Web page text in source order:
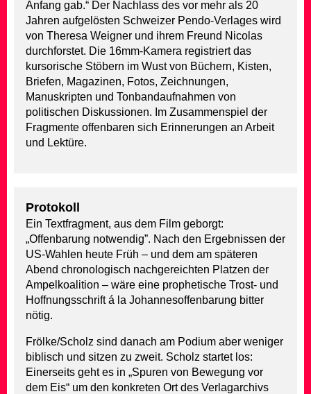
Anfang gab.“ Der Nachlass des vor mehr als 20
Jahren aufgelösten Schweizer Pendo-Verlages wird
von Theresa Weigner und ihrem Freund Nicolas
durchforstet. Die 16mm-Kamera registriert das
kursorische Stöbern im Wust von Büchern, Kisten,
Briefen, Magazinen, Fotos, Zeichnungen,
Manuskripten und Tonbandaufnahmen von
politischen Diskussionen. Im Zusammenspiel der
Fragmente offenbaren sich Erinnerungen an Arbeit
und Lektüre.
Protokoll
Ein Textfragment, aus dem Film geborgt:
„Offenbarung notwendig”. Nach den Ergebnissen der
US-Wahlen heute Früh – und dem am späteren
Abend chronologisch nachgereichten Platzen der
Ampelkoalition ­– wäre eine prophetische Trost- und
Hoffnungsschrift á la Johannesoffenbarung bitter
nötig.
Frölke/Scholz sind danach am Podium aber weniger
biblisch und sitzen zu zweit. Scholz startet los:
Einerseits geht es in „Spuren von Bewegung vor
dem Eis“ um den konkreten Ort des Verlagarchivs